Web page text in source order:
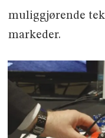
muliggjørende
markeder.